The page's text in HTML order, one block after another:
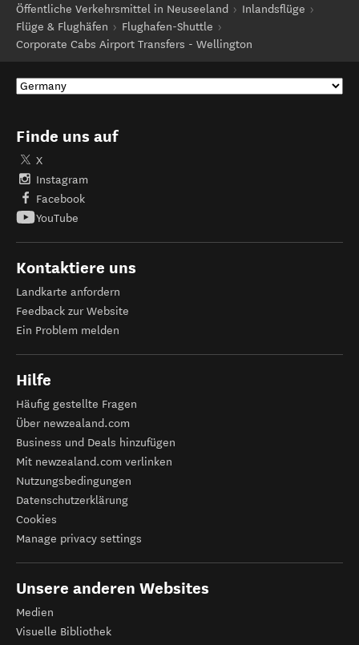
Öffentliche Verkehrsmittel in Neuseeland
Inlandsflüge
Flüge & Flughäfen
Flughafen-Shuttle
Corporate Cabs Airport Transfers - Wellington
Finde uns auf
X
Instagram
Facebook
YouTube
Kontaktiere uns
Landkarte anfordern
Feedback zur Website
Ein Problem melden
Hilfe
Häufig gestellte Fragen
Über newzealand.com
Business und Deals hinzufügen
Mit newzealand.com verlinken
Nutzungsbedingungen
Datenschutzerklärung
Cookies
Manage privacy settings
Unsere anderen Websites
Medien
Visuelle Bibliothek